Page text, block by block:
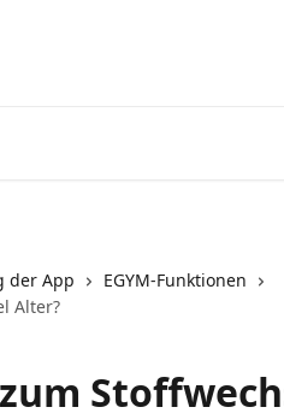
der App
EGYM-Funktionen
Alter?